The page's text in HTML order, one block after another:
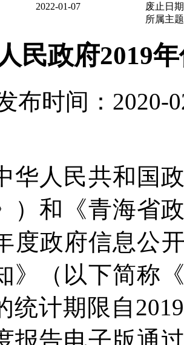
2022-01-07
废止日
所属主
民政府2019
布时间：2020-
华人民共和国
）和《青海省
度政府信息公
》（以下简称
统计期限自
报告电子版通